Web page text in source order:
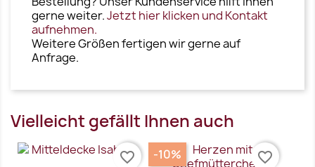
gerne weiter.Jetzt hier klicken und Kontakt
aufnehmen.
Weitere Größen fertigen wir gerne auf
Anfrage.
Vielleicht gefällt Ihnen auch
favorite_border -10% favorite_border